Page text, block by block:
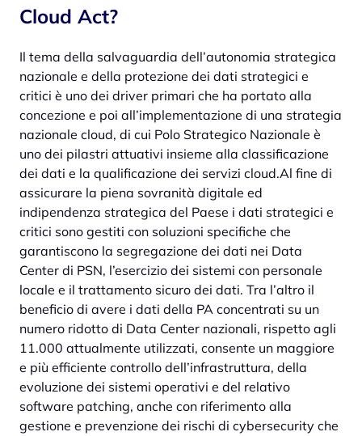
Cloud Act?
Il tema della salvaguardia dell’autonomia strategica
nazionale e della protezione dei dati strategici e
critici è uno dei driver primari che ha portato alla
concezione e poi all’implementazione di una strategia
nazionale cloud, di cui Polo Strategico Nazionale è
uno dei pilastri attuativi insieme alla classificazione
dei dati e la qualificazione dei servizi cloud.Al fine di
assicurare la piena sovranità digitale ed
indipendenza strategica del Paese i dati strategici e
critici sono gestiti con soluzioni specifiche che
garantiscono la segregazione dei dati nei Data
Center di PSN, l’esercizio dei sistemi con personale
locale e il trattamento sicuro dei dati. Tra l’altro il
beneficio di avere i dati della PA concentrati su un
numero ridotto di Data Center nazionali, rispetto agli
11.000 attualmente utilizzati, consente un maggiore
e più efficiente controllo dell’infrastruttura, della
evoluzione dei sistemi operativi e del relativo
software patching, anche con riferimento alla
gestione e prevenzione dei rischi di cybersecurity che